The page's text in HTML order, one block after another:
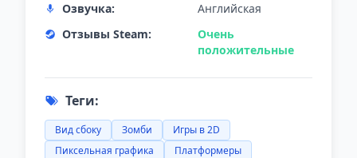
Озвучка:
Английская
Отзывы Steam:
Очень
положительные
Теги:
Вид сбоку Зомби
Игры в 2D
Пиксельная графика
Платформеры